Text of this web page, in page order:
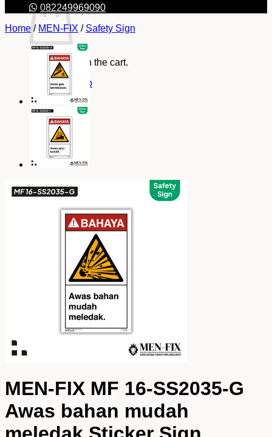
No products in the cart.
Return to shop
082249969090
Home / MEN-FIX / Safety Sign
MEN-FIX MF 16-SS2035-G
Awas bahan mudah